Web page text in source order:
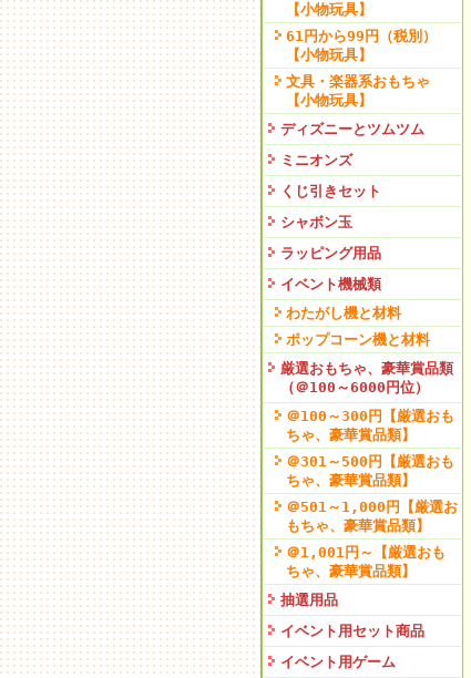
【小物玩具】
61円から99円（税別）
【小物玩具】
文具・楽器系おもちゃ
【小物玩具】
ディズニーとツムツム
ミニオンズ
くじ引きセット
シャボン玉
ラッピング用品
イベント機械類
わたがし機と材料
ポップコーン機と材料
厳選おもちゃ、豪華賞品類
（＠100～6000円位）
＠100～300円【厳選おも
ちゃ、豪華賞品類】
＠301～500円【厳選おも
ちゃ、豪華賞品類】
＠501～1,000円【厳選お
もちゃ、豪華賞品類】
＠1,001円～【厳選おも
ちゃ、豪華賞品類】
抽選用品
イベント用セット商品
イベント用ゲーム